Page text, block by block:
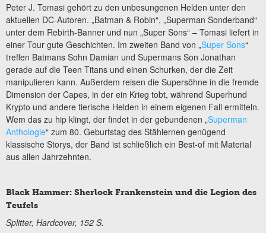
Peter J. Tomasi gehört zu den unbesungenen Helden unter den
aktuellen DC-Autoren. „Batman & Robin“, „Superman Sonderband“
unter dem Rebirth-Banner und nun „Super Sons“ – Tomasi liefert in
einer Tour gute Geschichten. Im zweiten Band von „Super Sons“
treffen Batmans Sohn Damian und Supermans Son Jonathan
gerade auf die Teen Titans und einen Schurken, der die Zeit
manipulieren kann. Außerdem reisen die Supersöhne in die fremde
Dimension der Capes, in der ein Krieg tobt, während Superhund
Krypto und andere tierische Helden in einem eigenen Fall ermitteln.
Wem das zu hip klingt, der findet in der gebundenen „Superman
Anthologie“ zum 80. Geburtstag des Stählernen genügend
klassische Storys, der Band ist schließlich ein Best-of mit Material
aus allen Jahrzehnten.
Black Hammer: Sherlock Frankenstein und die Legion des
Teufels
Splitter, Hardcover, 152 S.